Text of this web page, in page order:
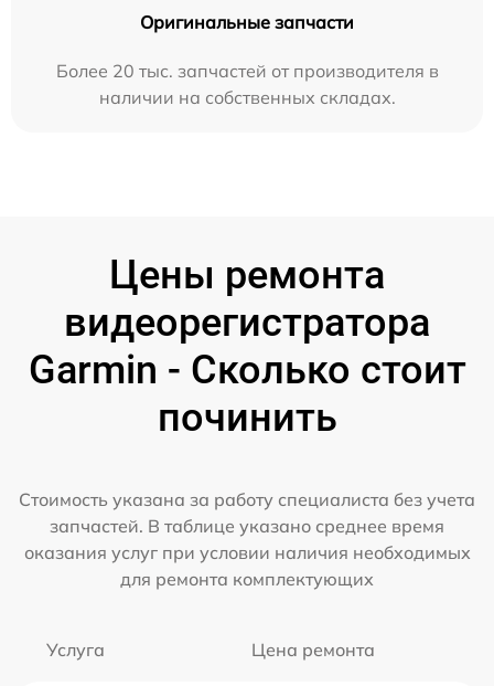
Оригинальные запчасти
Более 20 тыс. запчастей от производителя в
наличии на собственных складах.
Цены ремонта
видеорегистратора
Garmin - Сколько стоит
починить
Стоимость указана за работу специалиста без учета
запчастей. В таблице указано среднее время
оказания услуг при условии наличия необходимых
для ремонта комплектующих
Услуга Цена ремонта